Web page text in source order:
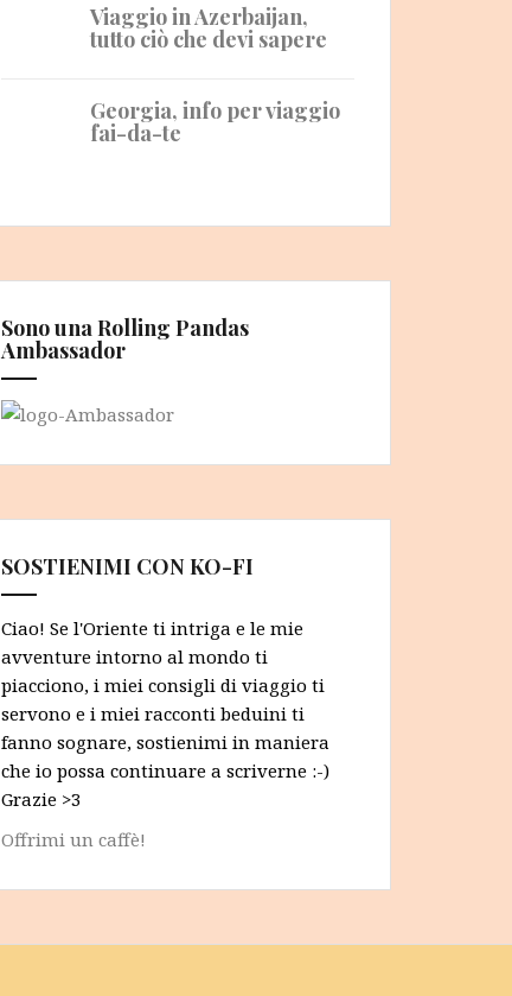
Viaggio in Azerbaijan,
tutto ciò che devi sapere
Georgia, info per viaggio
fai-da-te
Sono una Rolling Pandas
Ambassador
SOSTIENIMI CON KO-FI
Ciao! Se l'Oriente ti intriga e le mie
avventure intorno al mondo ti
piacciono, i miei consigli di viaggio ti
servono e i miei racconti beduini ti
fanno sognare, sostienimi in maniera
che io possa continuare a scriverne :-)
Grazie >3
Offrimi un caffè!